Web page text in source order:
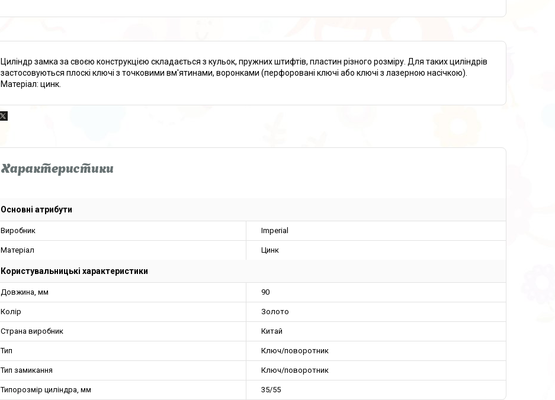
Циліндр замка за своєю конструкцією складається з кульок, пружних штифтів, пластин різного розміру. Для таких циліндрів
застосовуються плоскі ключі з точковими вм'ятинами, воронками (перфоровані ключі або ключі з лазерною насічкою).
Матеріал: цинк.
Характеристики
Основні атрибути
Виробник Imperial
Матеріал Цинк
Користувальницькі характеристики
Довжина, мм 90
Колір Золото
Страна виробник Китай
Тип Ключ/поворотник
Тип замикання Ключ/поворотник
Типорозмір циліндра, мм 35/55